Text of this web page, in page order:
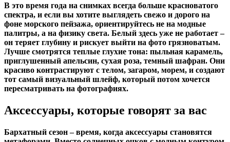
В это время года на снимках всегда больше красноватого
спектра, и если вы хотите выглядеть свежо и дорого на
фоне морского пейзажа, ориентируйтесь не на модные
палитры, а на физику света. Белый здесь уже не работает –
он теряет глубину и рискует выйти на фото грязноватым.
Лучше смотрятся теплые глухие тона: пыльная карамель,
приглушенный апельсин, сухая роза, темный шафран. Они
красиво контрастируют с телом, загаром, морем, и создают
тот самый визуальный шлейф, который потом хочется
пересматривать на фотографиях.
Аксессуары, которые говорят за вас
Бархатный сезон – время, когда аксессуары становятся